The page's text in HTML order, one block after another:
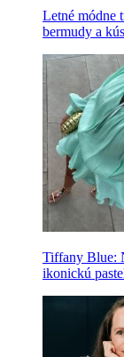
Letné módne
bermudy a
Tiffany Blue:
ikonickú